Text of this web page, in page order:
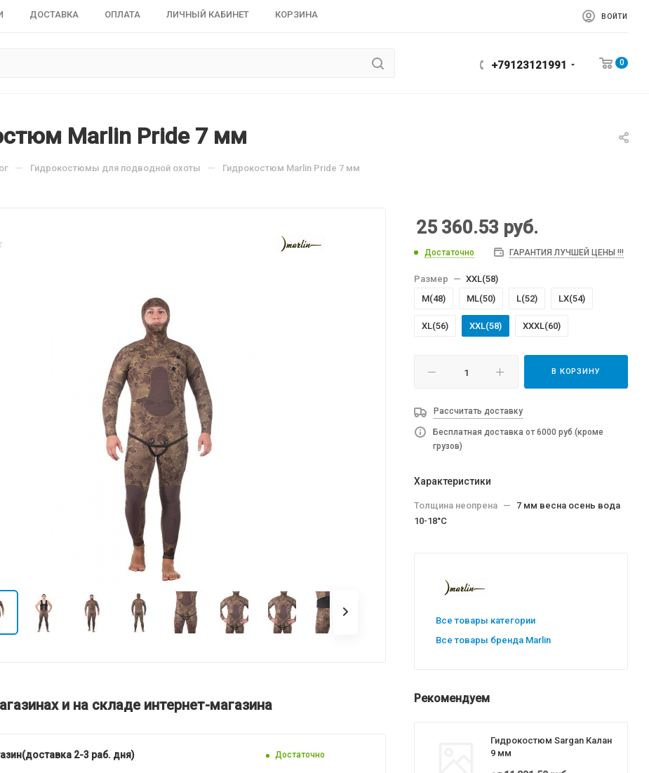
ДОСТАВКА ОПЛАТА ЛИЧНЫЙ КАБИНЕТ КОРЗИНА ВОЙТИ
+79123121991 0
Marlin Pride 7 мм
— Гидрокостюмы для подводной охоты — Гидрокостюм Marlin Pride 7 мм
и на складе интернет-магазина
2-3 раб. дня) Достаточно
25 360.53 руб.
Достаточно ГАРАНТИЯ ЛУЧШЕЙ ЦЕНЫ !!!
Размер — XXL(58)
M(48)
МL(50) L(52) LХ(54)
XL(56) XXL(58) XXXL(60)
В КОРЗИНУ
Рассчитать доставку
Бесплатная доставка от 6000 руб (кроме
грузов)
Характеристики
Толщина неопрена —
7 мм весна осень вода
10-18°C
Все товары категории
Все товары бренда Marlin
Рекомендуем
Гидрокостюм Sargan Калан
9 мм